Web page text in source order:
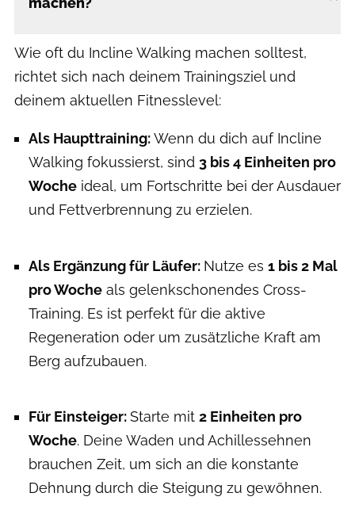
Wie oft du Incline Walking machen solltest,
richtet sich nach deinem Trainingsziel und
deinem aktuellen Fitnesslevel:
Als Haupttraining:Wenn du dich auf Incline
Walking fokussierst, sind 3 bis 4 Einheiten pro
Woche ideal, um Fortschritte bei der Ausdauer
und Fettverbrennung zu erzielen.
Als Ergänzung für Läufer: Nutze es 1 bis 2 Mal
pro Woche als gelenkschonendes Cross-
Training. Es ist perfekt für die aktive
Regeneration oder um zusätzliche Kraft am
Berg aufzubauen.
Für Einsteiger:Starte mit 2 Einheiten pro
Woche. Deine Waden und Achillessehnen
brauchen Zeit, um sich an die konstante
Dehnung durch die Steigung zu gewöhnen.